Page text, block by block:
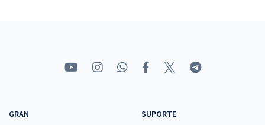
GRAN
SUPORTE